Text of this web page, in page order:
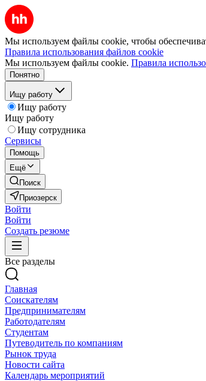
Мы используем файлы cookie, чтобы
Правила использования файлов cookie
Мы используем файлы cookie. Правила
Понятно
Ищу работу
Ищу работу
Ищу работу
Ищу сотрудника
Сервисы
Помощь
Ещё
Поиск
Приозерск
Войти
Войти
Создать резюме
Все разделы
Главная
Соискателям
Предпринимателям
Работодателям
Студентам
Путеводитель по компаниям
Рынок труда
Новости сайта
Календарь мероприятий